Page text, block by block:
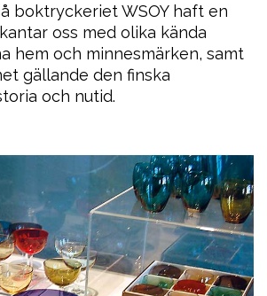
boktryckeriet WSOY haft en
oss med olika kända
hem och minnesmärken, samt
gällande den finska
och nutid.